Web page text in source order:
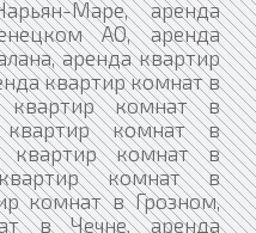
Маре, аренда
АО, аренда
аренда квартир
квартир комнат в
квартир комнат в
квартир комнат в
квартир комнат в
комнат в
комнат в Грозном,
в Чечне, аренда